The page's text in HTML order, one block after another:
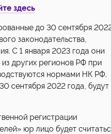
здесь
до 30 сентября
законодательства,
С 1 января 2023 года они
других регионов РФ при
нормами НК РФ.
сентября 2022 года, будут
регистрации
юр лицо будет